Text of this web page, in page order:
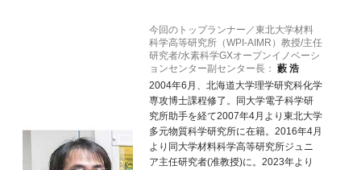
今回のトップランナー／東北大学材料
科学高等研究所（WPI-AIMR）教授/主任
研究者/水素科学GXオープンイノベーシ
ョンセンター副センター長： 藪 浩
2004年6月、北海道大学理学研究科化学
専攻博士課程修了。同大学電子科学研
究所助手を経て2007年4月より東北大学
多元物質科学研究所に在籍。2016年4月
より同大学材料科学高等研究所ジュニ
ア主任研究者(准教授)に。2023年より